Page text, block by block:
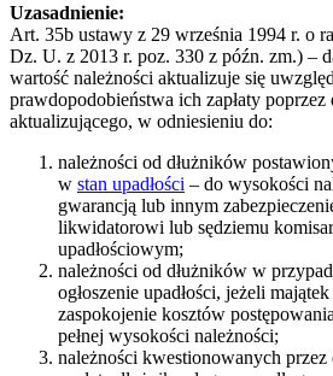
Uzasadnienie:
Art. 35b ustawy z 29 września 1994 r. o
Dz. U. z 2013 r. poz. 330 z późn. zm.) –
wartość należności aktualizuje się
prawdopodobieństwa ich zapłaty poprzez
aktualizującego, w odniesieniu do:
należności od dłużników
w stan upadłości – do wysokości
gwarancją lub innym
likwidatorowi lub sędziemu
upadłościowym;
należności od dłużników w
ogłoszenie upadłości, jeżeli
zaspokojenie kosztów
pełnej wysokości należności;
należności kwestionowanych